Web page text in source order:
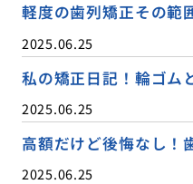
軽度の歯列矯正その範
2025.06.25
私の矯正日記！輪ゴム
2025.06.25
高額だけど後悔なし！
2025.06.25